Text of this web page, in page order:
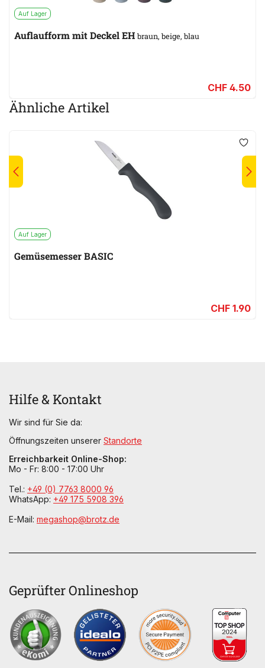
Auf Lager
Auflaufform mit Deckel EH braun, beige, blau
CHF 4.50
Ähnliche Artikel
Auf Lager
Gemüsemesser BASIC
CHF 1.90
Hilfe & Kontakt
Wir sind für Sie da:
Öffnungszeiten unserer Standorte
Erreichbarkeit Online-Shop:
Mo - Fr: 8:00 - 17:00 Uhr
Tel.: +49 (0) 7763 8000 96
WhatsApp: +49 175 5908 396
E-Mail: megashop@brotz.de
Geprüfter Onlineshop